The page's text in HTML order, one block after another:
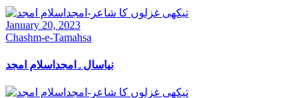
January 20, 2023
Chashm-e-Tamahsa
نیاسال۔امجداسلام امجد